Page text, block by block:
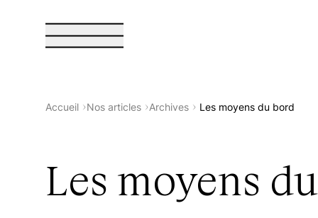
À propos de Sphères
Accueil
Sphères Magazine
Nos articles Archives Les moyens du bord
Les moyens